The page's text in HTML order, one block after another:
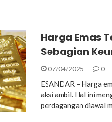
Harga Emas
Sebagian
07/04/2025 0
ESANDAR – Harga
aksi ambil. Hal ini
perdagangan diawal